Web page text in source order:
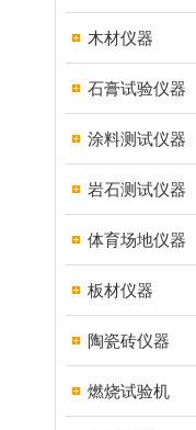
木材仪器
石膏试验仪器
涂料测试仪器
岩石测试仪器
体育场地仪器
板材仪器
陶瓷砖仪器
燃烧试验机